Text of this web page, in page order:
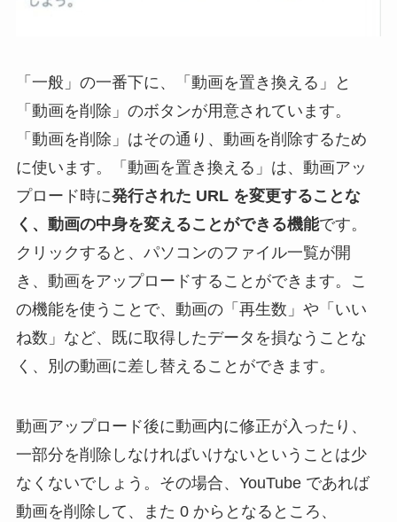
「一般」の一番下に、「動画を置き換える」と
「動画を削除」のボタンが用意されています。
「動画を削除」はその通り、動画を削除するため
に使います。「動画を置き換える」は、動画アッ
プロード時に発行された URL を変更することな
く、動画の中身を変えることができる機能です。
クリックすると、パソコンのファイル一覧が開
き、動画をアップロードすることができます。こ
の機能を使うことで、動画の「再生数」や「いい
ね数」など、既に取得したデータを損なうことな
く、別の動画に差し替えることができます。
動画アップロード後に動画内に修正が入ったり、
一部分を削除しなければいけないということは少
なくないでしょう。その場合、YouTube であれば
動画を削除して、また 0 からとなるところ、